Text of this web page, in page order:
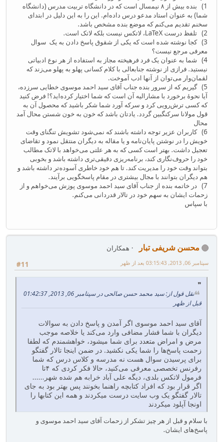
1) بنده بیش از ۸ نیمسال است که در دانشگاه تربیت مدرس (دانشگاه
شما) به عنوان استاد مدعو درس داده‌ام. این را به این دلیل در ابتدای
سخنم تقدیم می‌کنم که موضع بنده مشخص باشد.
2) تلفظ درست LaTeX، لاتکس نیست بلکه لاتک است.
3) کجا نوشته شده است که یکی از شقوق پاسخ دادن به یک سوال
معرفی مرجع نیست؟
4) شما به عنوان یک فرد فرهیخته مجاز به استفاده از هر نوع ادبیاتی
نیستید. فرازی از نوشته جنابعالی با کلام کسانی پهلو به پهلو می‌زند که
لقمان‌وار می‌توان از آنها ادب آموخت.
5) گیریم که از سرور بنده جناب آقای سید احمد موسوی خطایی سرزده،
آیا نحوهٔ برخورد با مشارالیه آن است که شما اختیار کرده‌اید؟! فرض کنید
که کسی ترش‌رویی کرد و سرکه آورد شما شکر باشید که محصول آن به
قول مولانا سرکنگبین گردد. یادتان باشد که خون به خون شستن محال آمد
محال
6) کاربران عزیر توجه داشته باشند که نمی‌شود تشویش تنگنای وقت
خویش را در نوشتن پایان‌نامه و یا مقاله به دیگران منتقل نمود و تقاضای
تعجیل داشت. بهتر است کسی که به هر علتی می‌خواهد با لاتک مطالب
خود را حروف‌نگاری کند، برنامه‌ریزی دقیقی‌تری داشته باشد و بخوبی
بتواند وقت خود را مدیریت کند. تا هم خود خاطری آسوده‌تر داشته باشد و
هم دیگران بتوانند با مجال بیشتری در مقام پاسخگویی برآیند.
7) در خاتمه بنده از جناب آقای سید احمد موسوی پوزش می‌خواهم و از
زحمات ایشان به سهم خود در تالار قدردانی می‌کنم.
با سپاس
محسن شریفی تبار
همکاران
#11
سپتامبر 06, 2013, 03:15:43 بعد از ظهر
نقل قول از: سید محمد حسن صالحی در سپتامبر 06, 2013, 01:42:37
قبل از ظهر
آقای سید احمد موسوی اگر آمدن و پاسخ دادن به سوالات
دیگران با شما فشار مضافی وارد می‌کند یا خلاصه موجب
مرض و امراض متعدد برای شما میشود، خواهشمندم که لطفا
زحمت پاسخ‌ها را شما یکی‌ نکشید. در ضمن اینجا تالار گفتگو
برای پرسیدن سوال هست نه مدرسه و کلاس درس که شما
رفرنس تخصصی معرفی می‌کنید، حالا فکر کردی که ۴تا
فرمول لاتکس بلدی، دیگه علی‌ آباد خرابه هم شده شهر......
اگر قرار بود که افراد کتابچه راهنما بخونند پس بهتر بود به جای
تالار گفتگو یک وب سایت درست میکردند و همه این کتابها را
اونجا آپلود میکردند
با سلام و قبل از هر چیز تشکر از زحمات آقای سید احمد موسوی و
پاسخ‌های ایشان.